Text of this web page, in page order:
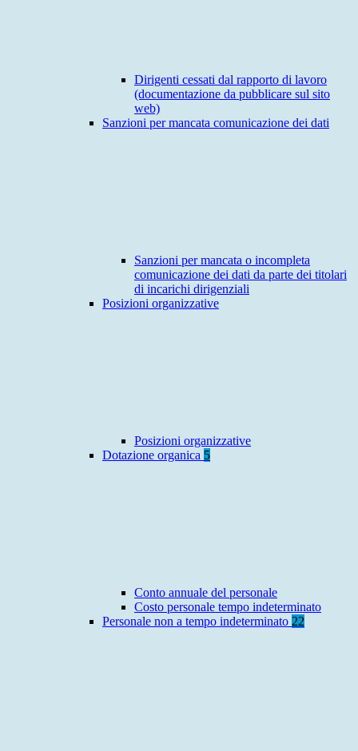
Dirigenti cessati dal rapporto di lavoro
(documentazione da pubblicare sul sito
web)
Sanzioni per mancata comunicazione dei dati
Sanzioni per mancata o incompleta
comunicazione dei dati da parte dei titolari
di incarichi dirigenziali
Posizioni organizzative
Posizioni organizzative
Dotazione organica 5
Conto annuale del personale
Costo personale tempo indeterminato
Personale non a tempo indeterminato 22